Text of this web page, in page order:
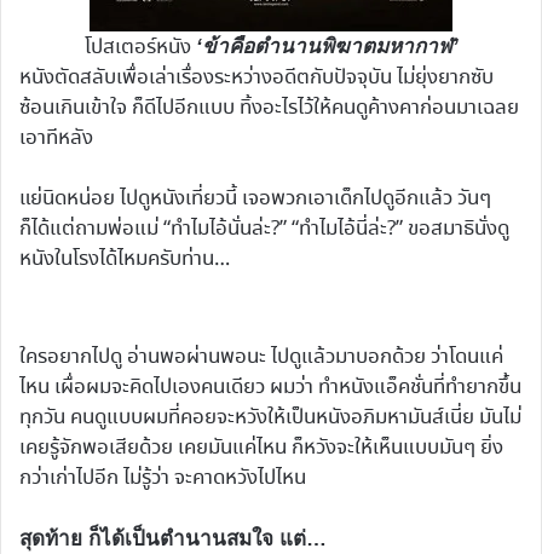
โปสเตอร์หนัง ‘ข้าคือตำนานพิฆาตมหากาฬ’
หนังตัดสลับเพื่อเล่าเรื่องระหว่างอดีตกับปัจจุบัน ไม่ยุ่งยากซับ
ซ้อนเกินเข้าใจ ก็ดีไปอีกแบบ ทิ้งอะไรไว้ให้คนดูค้างคาก่อนมาเฉลย
เอาทีหลัง
แย่นิดหน่อย ไปดูหนังเที่ยวนี้ เจอพวกเอาเด็กไปดูอีกแล้ว วันๆ
ก็ได้แต่ถามพ่อแม่ “ทำไมไอ้นั่นล่ะ?” “ทำไมไอ้นี่ล่ะ?” ขอสมาธินั่งดู
หนังในโรงได้ไหมครับท่าน…
ใครอยากไปดู อ่านพอผ่านพอนะ ไปดูแล้วมาบอกด้วย ว่าโดนแค่
ไหน เผื่อผมจะคิดไปเองคนเดียว ผมว่า ทำหนังแอ็คชั่นที่ทำยากขึ้น
ทุกวัน คนดูแบบผมที่คอยจะหวังให้เป็นหนังอภิมหามันส์เนี่ย มันไม่
เคยรู้จักพอเสียด้วย เคยมันแค่ไหน ก็หวังจะให้เห็นแบบมันๆ ยิ่ง
กว่าเก่าไปอีก ไม่รู้ว่า จะคาดหวังไปไหน
สุดท้าย ก็ได้เป็นตำนานสมใจ แต่…